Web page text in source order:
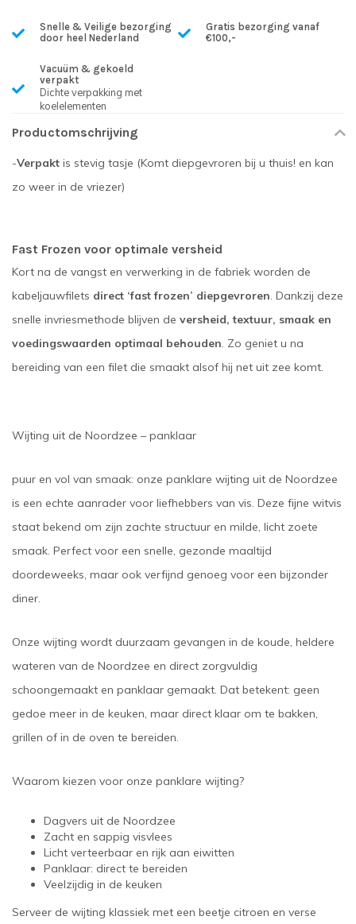
Snelle & Veilige bezorging
door heel Nederland
Gratis bezorging vanaf
€100,-
Vacuüm & gekoeld
verpakt
Dichte verpakking met
koelelementen
Productomschrijving
-Verpakt is stevig tasje (Komt diepgevroren bij u thuis! en kan
zo weer in de vriezer)
Fast Frozen voor optimale versheid
Kort na de vangst en verwerking in de fabriek worden de
kabeljauwfilets direct ‘fast frozen’ diepgevroren. Dankzij deze
snelle invriesmethode blijven de versheid, textuur, smaak en
voedingswaarden optimaal behouden. Zo geniet u na
bereiding van een filet die smaakt alsof hij net uit zee komt.
Wijting uit de Noordzee – panklaar
puur en vol van smaak: onze panklare wijting uit de Noordzee
is een echte aanrader voor liefhebbers van vis. Deze fijne witvis
staat bekend om zijn zachte structuur en milde, licht zoete
smaak. Perfect voor een snelle, gezonde maaltijd
doordeweeks, maar ook verfijnd genoeg voor een bijzonder
diner.
Onze wijting wordt duurzaam gevangen in de koude, heldere
wateren van de Noordzee en direct zorgvuldig
schoongemaakt en panklaar gemaakt. Dat betekent: geen
gedoe meer in de keuken, maar direct klaar om te bakken,
grillen of in de oven te bereiden.
Waarom kiezen voor onze panklare wijting?
Dagvers uit de Noordzee
Zacht en sappig visvlees
Licht verteerbaar en rijk aan eiwitten
Panklaar: direct te bereiden
Veelzijdig in de keuken
Serveer de wijting klassiek met een beetje citroen en verse